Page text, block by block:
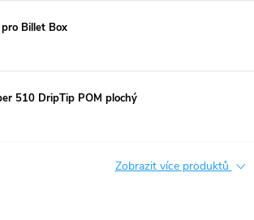
Billet Box
510 DripTip POM plochý
Zobrazit více produktů